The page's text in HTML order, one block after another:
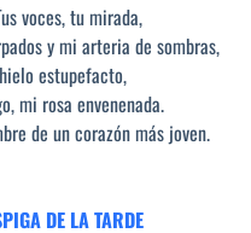
voces, tu mirada,
y mi arteria de sombras,
estupefacto,
mi rosa envenenada.
de un corazón más joven.
DE LA TARDE